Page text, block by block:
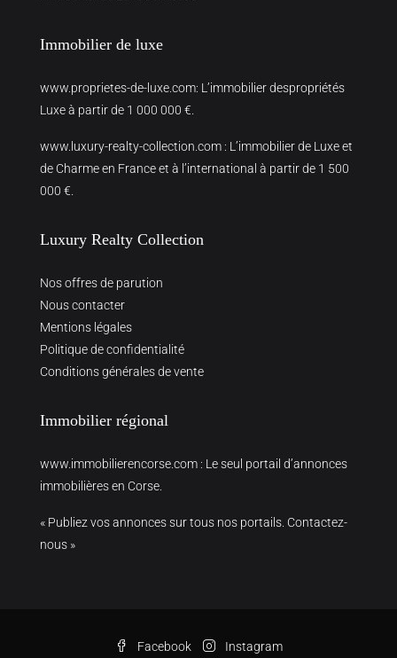
Immobilier de luxe
www.proprietes-de-luxe.com: L’immobilier despropriétés
Luxe à partir de 1 000 000 €.
www.luxury-realty-collection.com : L’immobilier de Luxe et
de Charme en France et à l’international à partir de 1 500
000 €.
Luxury Realty Collection
Nos offres de parution
Nous contacter
Mentions légales
Politique de confidentialité
Conditions générales de vente
Immobilier régional
www.immobilierencorse.com : Le seul portail d’annonces
immobilières en Corse.
« Publiez vos annonces sur tous nos portails. Contactez-
nous »
Facebook Instagram